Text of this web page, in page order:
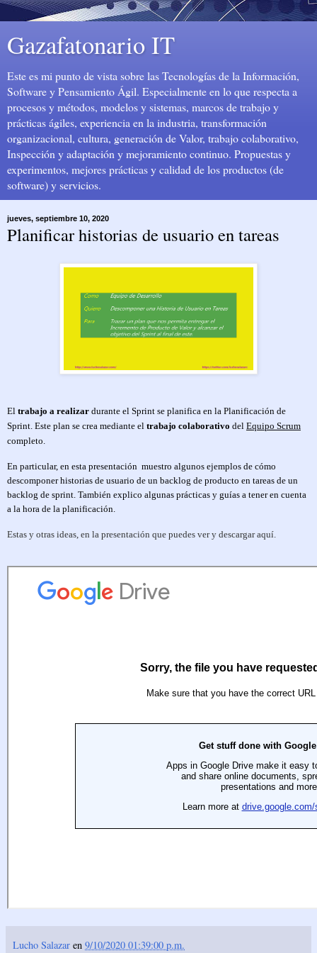
Gazafatonario IT
Este es mi punto de vista sobre las Tecnologías de la Información,
Software y Pensamiento Ágil. Especialmente en lo que respecta a
procesos y métodos, modelos y sistemas, marcos de trabajo y
prácticas ágiles, experiencia en la industria, transformación
organizacional, cultura, generación de Valor, trabajo colaborativo,
Inspección y adaptación y mejoramiento continuo. Propuestas y
experimentos, mejores prácticas y calidad de los productos (de
software) y servicios.
jueves, septiembre 10, 2020
Planificar historias de usuario en tareas
El trabajo a realizar durante el Sprint se planifica en la Planificación de
Sprint. Este plan se crea mediante el trabajo colaborativo del Equipo Scrum
completo.
En particular, en esta presentación muestro algunos ejemplos de cómo
descomponer historias de usuario de un backlog de producto en tareas de un
backlog de sprint. También explico algunas prácticas y guías a tener en cuenta
a la hora de la planificación.
Estas y otras ideas, en la presentación que puedes ver y descargar aquí.
Lucho Salazar en 9/10/2020 01:39:00 p.m.